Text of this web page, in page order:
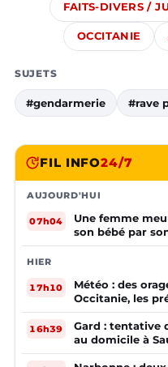
FAITS-DIVERS /
OCCITANIE
SUJETS
#gendarmerie #rave
FIL INFO24/7
AUJOURD'HUI
07h04
Une femme
son bébé par
HIER
17h10
Météo : des
Occitanie, les
16h39
Gard : tentative
au domicile à